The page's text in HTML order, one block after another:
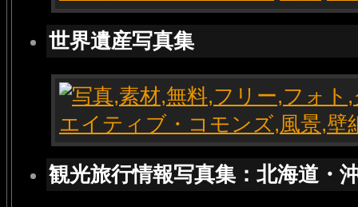
世界遺産写真集
観光旅行情報写真集：北海道・